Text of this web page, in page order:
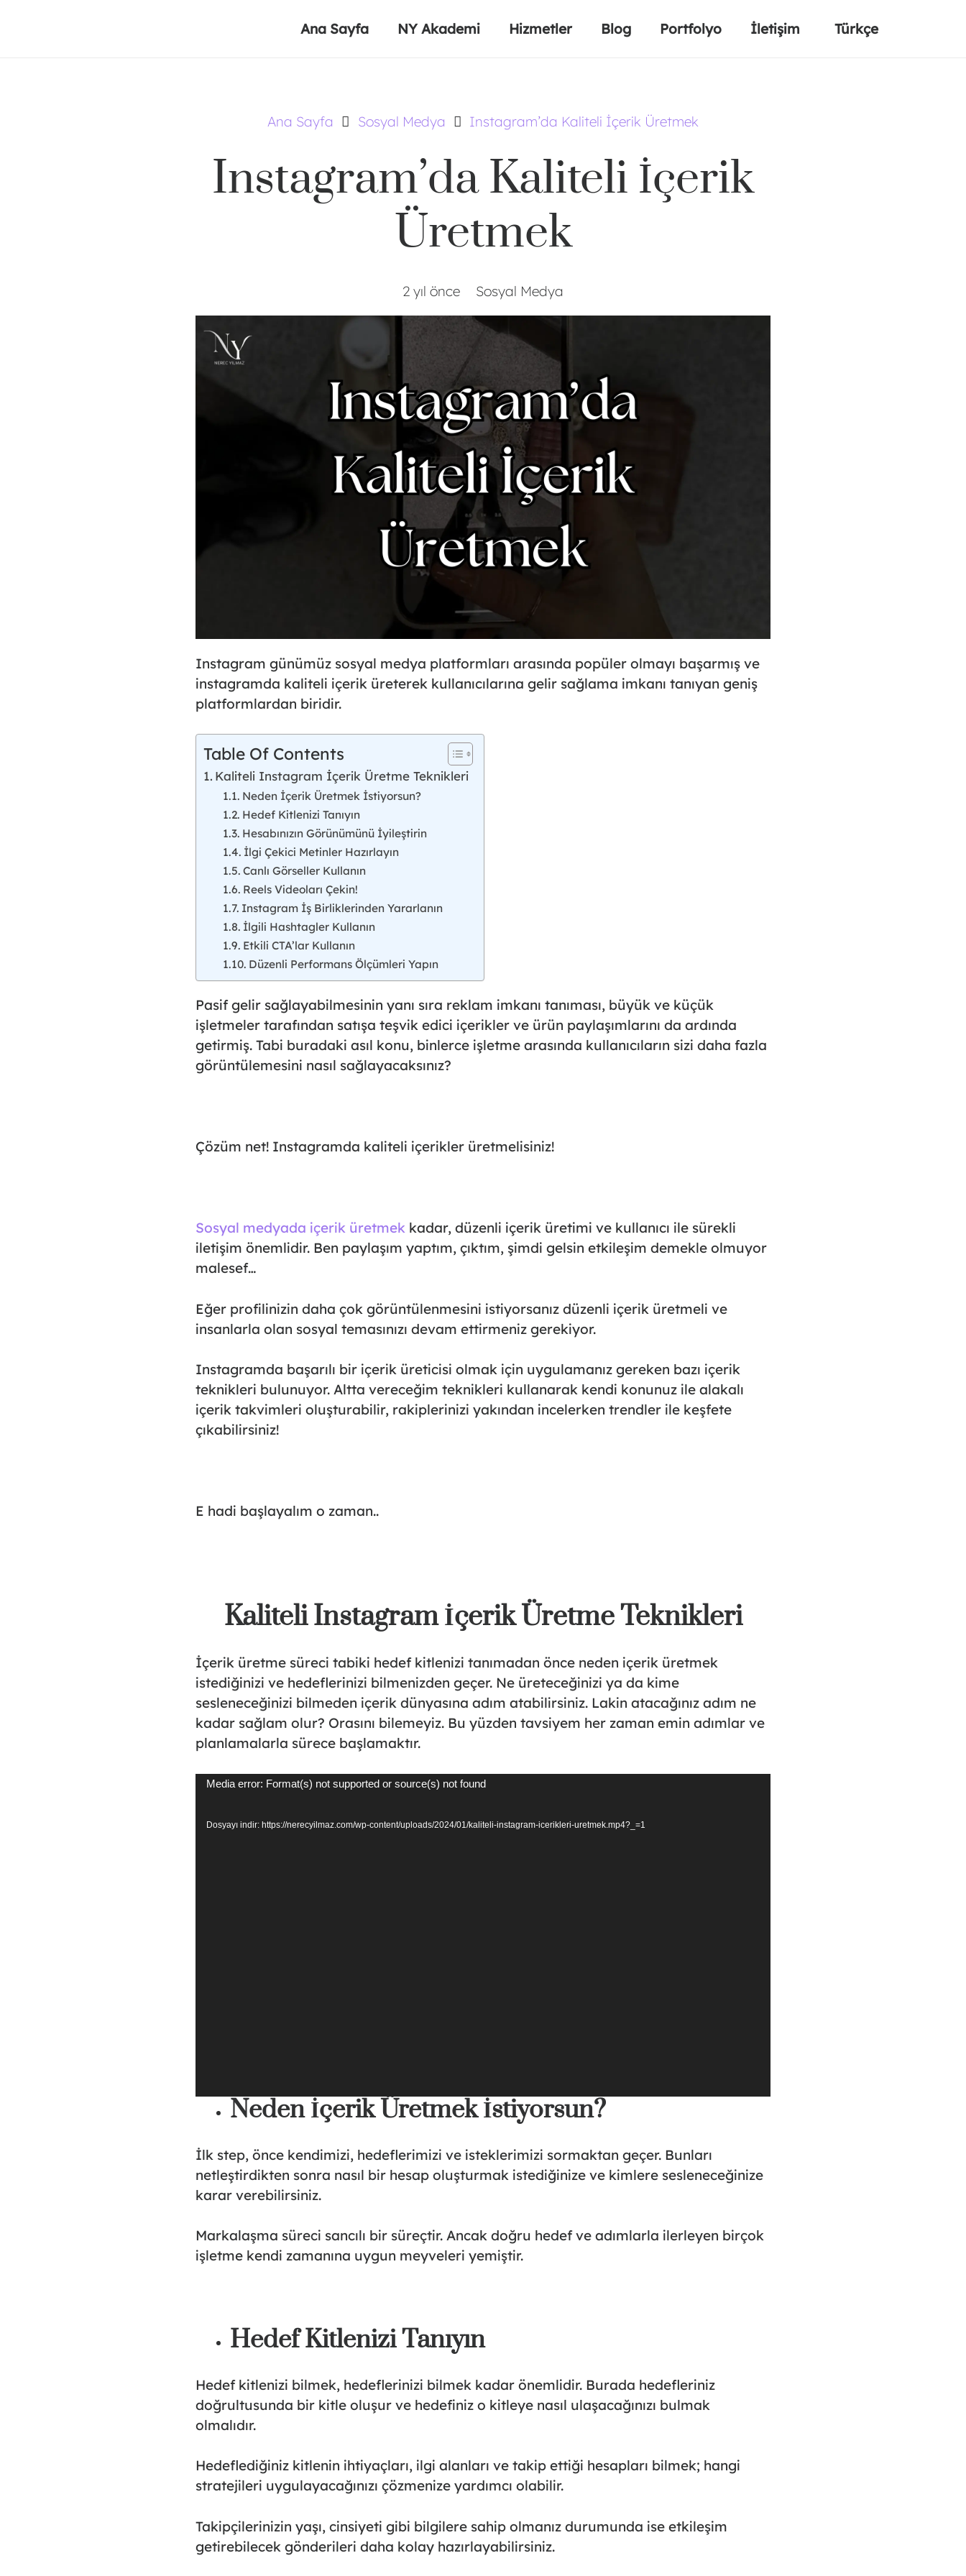
Ana Sayfa NY Akademi Hizmetler Blog Portfolyo İletişim Türkçe
Ana Sayfa Sosyal Medya Instagram’da Kaliteli İçerik Üretmek
Instagram’da Kaliteli İçerik
Üretmek
2 yıl önce Sosyal Medya
Instagram günümüz sosyal medya platformları arasında popüler olmayı başarmış ve
instagramda kaliteli içerik üreterek kullanıcılarına gelir sağlama imkanı tanıyan geniş
platformlardan biridir.
Table Of Contents
Kaliteli Instagram İçerik Üretme Teknikleri
Neden İçerik Üretmek İstiyorsun?
Hedef Kitlenizi Tanıyın
Hesabınızın Görünümünü İyileştirin
İlgi Çekici Metinler Hazırlayın
Canlı Görseller Kullanın
Reels Videoları Çekin!
Instagram İş Birliklerinden Yararlanın
İlgili Hashtagler Kullanın
Etkili CTA’lar Kullanın
Düzenli Performans Ölçümleri Yapın
Pasif gelir sağlayabilmesinin yanı sıra reklam imkanı tanıması, büyük ve küçük
işletmeler tarafından satışa teşvik edici içerikler ve ürün paylaşımlarını da ardında
getirmiş. Tabi buradaki asıl konu, binlerce işletme arasında kullanıcıların sizi daha fazla
görüntülemesini nasıl sağlayacaksınız?
Çözüm net! Instagramda kaliteli içerikler üretmelisiniz!
Sosyal medyada içerik üretmek kadar, düzenli içerik üretimi ve kullanıcı ile sürekli
iletişim önemlidir. Ben paylaşım yaptım, çıktım, şimdi gelsin etkileşim demekle olmuyor
malesef…
Eğer profilinizin daha çok görüntülenmesini istiyorsanız düzenli içerik üretmeli ve
insanlarla olan sosyal temasınızı devam ettirmeniz gerekiyor.
Instagramda başarılı bir içerik üreticisi olmak için uygulamanız gereken bazı içerik
teknikleri bulunuyor. Altta vereceğim teknikleri kullanarak kendi konunuz ile alakalı
içerik takvimleri oluşturabilir, rakiplerinizi yakından incelerken trendler ile keşfete
çıkabilirsiniz!
E hadi başlayalım o zaman..
Kaliteli Instagram İçerik Üretme Teknikleri
İçerik üretme süreci tabiki hedef kitlenizi tanımadan önce neden içerik üretmek
istediğinizi ve hedeflerinizi bilmenizden geçer. Ne üreteceğinizi ya da kime
sesleneceğinizi bilmeden içerik dünyasına adım atabilirsiniz. Lakin atacağınız adım ne
kadar sağlam olur? Orasını bilemeyiz. Bu yüzden tavsiyem her zaman emin adımlar ve
planlamalarla sürece başlamaktır.
Video
Media error: Format(s) not supported or source(s) not found
Dosyayı indir: https://nerecyilmaz.com/wp-content/uploads/2024/01/kaliteli-instagram-icerikleri-uretmek.mp4?_=1
Neden İçerik Üretmek İstiyorsun?
İlk step, önce kendimizi, hedeflerimizi ve isteklerimizi sormaktan geçer. Bunları
netleştirdikten sonra nasıl bir hesap oluşturmak istediğinize ve kimlere sesleneceğinize
karar verebilirsiniz.
Markalaşma süreci sancılı bir süreçtir. Ancak doğru hedef ve adımlarla ilerleyen birçok
işletme kendi zamanına uygun meyveleri yemiştir.
Hedef Kitlenizi Tanıyın
Hedef kitlenizi bilmek, hedeflerinizi bilmek kadar önemlidir. Burada hedefleriniz
doğrultusunda bir kitle oluşur ve hedefiniz o kitleye nasıl ulaşacağınızı bulmak
olmalıdır.
Hedeflediğiniz kitlenin ihtiyaçları, ilgi alanları ve takip ettiği hesapları bilmek; hangi
stratejileri uygulayacağınızı çözmenize yardımcı olabilir.
Takipçilerinizin yaşı, cinsiyeti gibi bilgilere sahip olmanız durumunda ise etkileşim
getirebilecek gönderileri daha kolay hazırlayabilirsiniz.